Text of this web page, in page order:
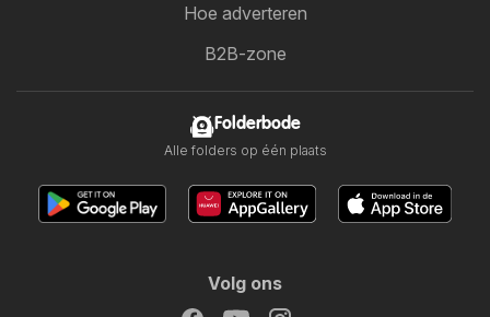
Hoe adverteren
B2B-zone
Folderbode
Alle folders op één plaats
Volg ons